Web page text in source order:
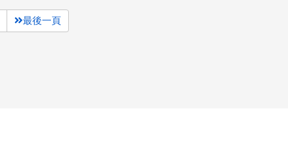
最後一頁